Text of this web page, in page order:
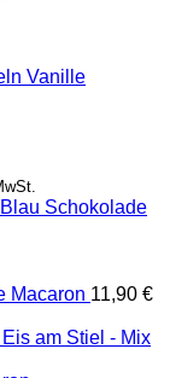
Vanille
Schokolade
Macaron 11,90 €
am Stiel - Mix